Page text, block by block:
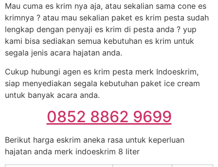
Mau cuma es krim nya aja, atau sekalian sama cone es
krimnya ? atau mau sekalian paket es krim pesta sudah
lengkap dengan penyaji es krim di pesta anda ? yup
kami bisa sediakan semua kebutuhan es krim untuk
segala jenis acara hajatan anda.
Cukup hubungi agen es krim pesta merk Indoeskrim,
siap menyediakan segala kebutuhan paket ice cream
untuk banyak acara anda.
0852 8862 9699
Berikut harga eskrim aneka rasa untuk keperluan
hajatan anda merk indoeskrim 8 liter